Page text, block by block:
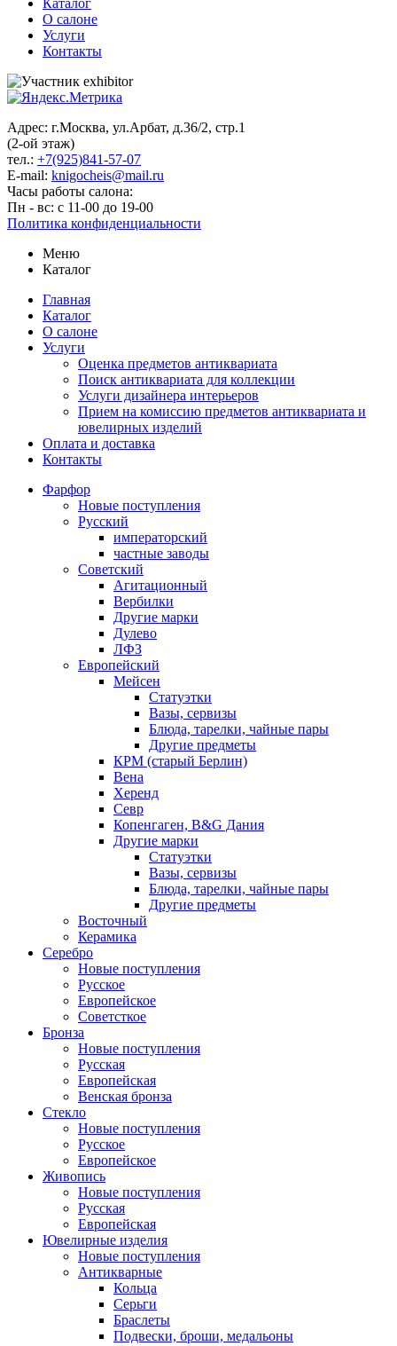
Каталог
О салоне
Услуги
Контакты
Адрес: г.Москва, ул.Арбат, д.36/2, стр.1
(2-ой этаж)
тел.: +7(925)841-57-07
E-mail: knigocheis@mail.ru
Часы работы салона:
Пн - вс: с 11-00 до 19-00
Политика конфиденциальности
Меню
Каталог
Главная
Каталог
О салоне
Услуги
Оценка предметов антиквариата
Поиск антиквариата для коллекции
Услуги дизайнера интерьеров
Прием на комиссию предметов антиквариата и
ювелирных изделий
Оплата и доставка
Контакты
Фарфор
Новые поступления
Русский
императорский
частные заводы
Советский
Агитационный
Вербилки
Другие марки
Дулево
ЛФЗ
Европейский
Мейсен
Статуэтки
Вазы, сервизы
Блюда, тарелки, чайные пары
Другие предметы
КРМ (старый Берлин)
Вена
Херенд
Севр
Копенгаген, B&G Дания
Другие марки
Статуэтки
Вазы, сервизы
Блюда, тарелки, чайные пары
Другие предметы
Восточный
Керамика
Серебро
Новые поступления
Русское
Европейское
Советсткое
Бронза
Новые поступления
Русская
Европейская
Венская бронза
Стекло
Новые поступления
Русское
Европейское
Живопись
Новые поступления
Русская
Европейская
Ювелирные изделия
Новые поступления
Антикварные
Кольца
Серьги
Браслеты
Подвески, броши, медальоны